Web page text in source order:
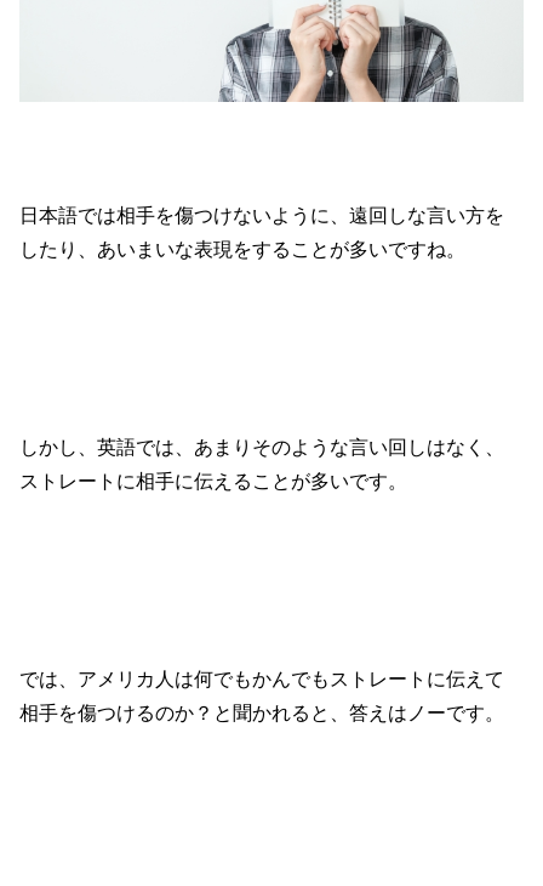
日本語では相手を傷つけないように、遠回しな言い方を
したり、あいまいな表現をすることが多いですね。
しかし、英語では、あまりそのような言い回しはなく、
ストレートに相手に伝えることが多いです。
では、アメリカ人は何でもかんでもストレートに伝えて
相手を傷つけるのか？と聞かれると、答えはノーです。